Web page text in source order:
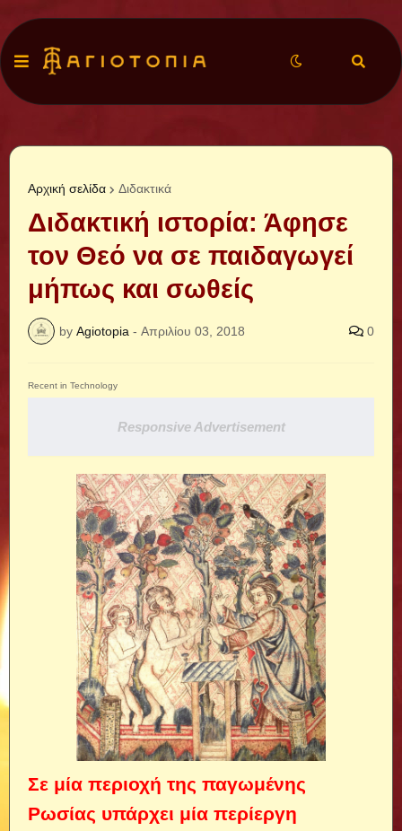
Αρχική σελίδα Διδακτικά
Διδακτική ιστορία: Άφησε
τον Θεό να σε παιδαγωγεί
μήπως και σωθείς
by Agiotopia - Απριλίου 03, 2018 0
Recent in Technology
Responsive Advertisement
Σε μία περιοχή της παγωμένης
Ρωσίας υπάρχει μία περίεργη